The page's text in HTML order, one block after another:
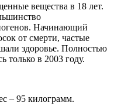
вещества в 18 лет.
Начинающий
от смерти, частые
здоровье. Полностью
только в 2003 году.
– 95 килограмм.